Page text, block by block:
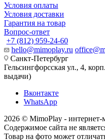
Условия оплаты
Условия доставки
Гарантия на товар
Вопрос-ответ
+7 (812) 959-24-60
hello@mimoplay.ru
Санкт-Петербург
Гельсингфорсская ул., 4,
выдачи)
Вконтакте
WhatsApp
2026 © MimoPlay - интернет-
Содержимое сайта не
Товар на фото может